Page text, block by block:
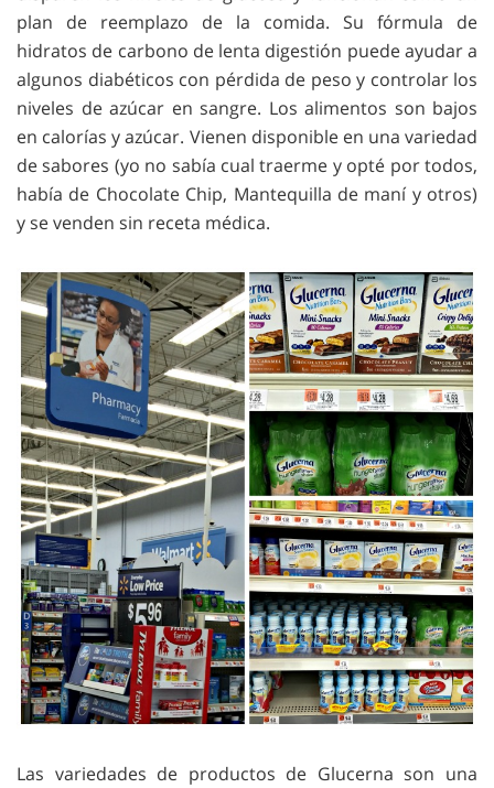
plan de reemplazo de la comida. Su fórmula de
hidratos de carbono de lenta digestión puede ayudar a
algunos diabéticos con pérdida de peso y controlar los
niveles de azúcar en sangre. Los alimentos son bajos
en calorías y azúcar. Vienen disponible en una variedad
de sabores (yo no sabía cual traerme y opté por todos,
había de Chocolate Chip, Mantequilla de maní y otros)
y se venden sin receta médica.
Las variedades de productos de Glucerna son una